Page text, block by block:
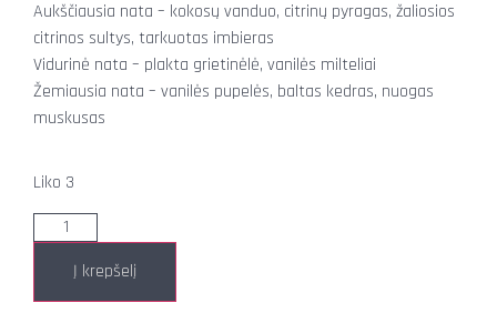
Aukščiausia nata – kokosų vanduo, citrinų pyragas, žaliosios
citrinos sultys, tarkuotas imbieras
Vidurinė nata – plakta grietinėlė, vanilės milteliai
Žemiausia nata – vanilės pupelės, baltas kedras, nuogas
muskusas
Liko 3
Į krepšelį